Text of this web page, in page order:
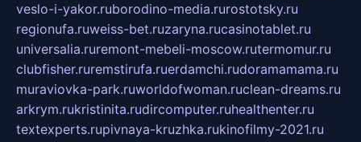
veslo-i-yakor.ruborodino-media.rurostotsky.ru
regionufa.ruweiss-bet.ruzaryna.rucasinotablet.ru
universalia.ruremont-mebeli-moscow.rutermomur.ru
clubfisher.ruremstirufa.ruerdamchi.rudoramamama.ru
muraviovka-park.ruworldofwoman.ruclean-dreams.ru
arkrym.rukristinita.rudircomputer.ruhealthenter.ru
textexperts.rupivnaya-kruzhka.rukinofilmy-2021.ru